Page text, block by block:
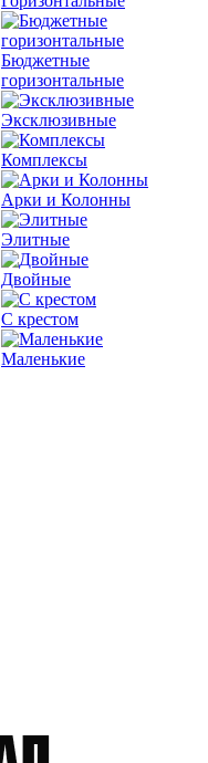
Бюджетные
горизонтальные
Эксклюзивные
Комплексы
Арки и Колонны
Элитные
Двойные
С крестом
Маленькие